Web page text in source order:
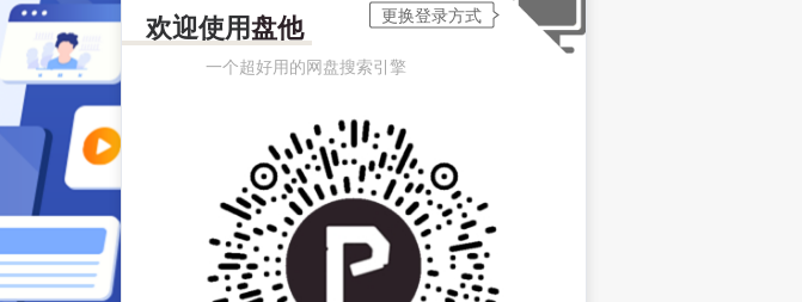
欢迎使用盘他
一个超好用的网盘搜索引擎